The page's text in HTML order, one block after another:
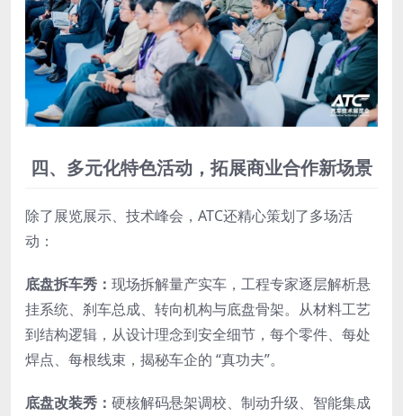
四、多元化特色活动，拓展商业合作新场景
除了展览展示、技术峰会，ATC还精心策划了多场活
动：
底盘拆车秀： 现场拆解量产实车，工程专家逐层解析悬
挂系统、刹车总成、转向机构与底盘骨架。从材料工艺
到结构逻辑，从设计理念到安全细节，每个零件、每处
焊点、每根线束，揭秘车企的 “真功夫”。
底盘改装秀： 硬核解码悬架调校、制动升级、智能集成